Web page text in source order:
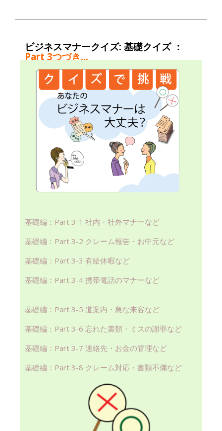
ビジネスマナークイズ: 基礎クイズ ：
Part 3つづき…
基礎編：Part 3-1 社内・社外マナーなど
基礎編：Part 3-2 クレーム報告・お中元など
基礎編：Part 3-3 有給休暇など
基礎編：Part 3-4 携帯電話のマナーなど
基礎編：Part 3-5 道案内・急な来客など
基礎編：Part 3-6 忘れた書類・ミスの謝罪など
基礎編：Part 3-7 連絡先・お金の管理など
基礎編：Part 3-8 クレーム対応・書類不備など